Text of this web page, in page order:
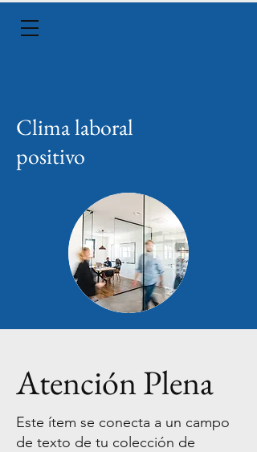
Clima laboral
positivo
Atención Plena
Este ítem se conecta a un campo
de texto de tu colección de